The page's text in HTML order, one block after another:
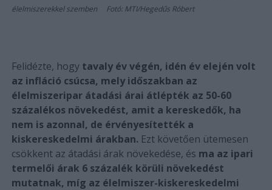
élelmiszerekkel szemben Fotó: MTI/Hegedűs Róbert
Felidézte, hogy tavaly év végén, idén év elején volt
az infláció csúcsa, mely időszakban az
élelmiszeripar átadási árai átlépték az 50-60
százalékos növekedést, amit a kereskedők, ha
nem is azonnal, de érvényesítették a
kiskereskedelmi árakban. Ezt követően ütemesen
csökkent az átadási árak növekedése, és ma az ipari
termelői árak 6 százalék körüli növekedést
mutatnak, míg az élelmiszer-kiskereskedelmi